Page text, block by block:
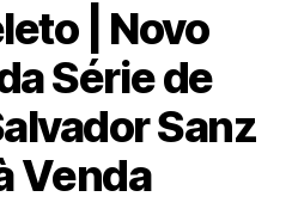
| Novo
Série de
Sanz
Venda